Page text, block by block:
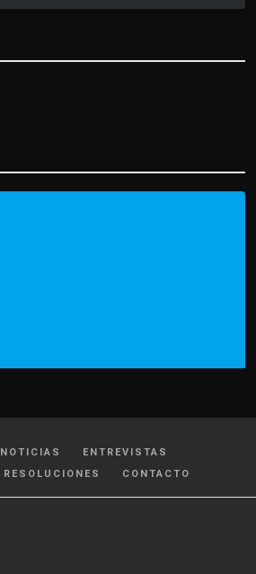
NOTICIAS
ENTREVISTAS
CONTACTO